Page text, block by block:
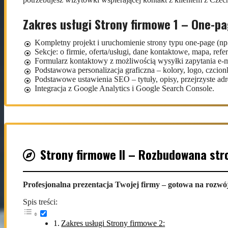
Tryb rozszerzony: według zakresu pracy – np. naprawy
Zakres usługi Strony firmowe 1 – One-
Kompletny projekt i uruchomienie strony typu one-page
Sekcje: o firmie, oferta/usługi, dane kontaktowe, mapa,
Formularz kontaktowy z możliwością wysyłki zapytania e-
Podstawowa personalizacja graficzna – kolory, logo,
Podstawowe ustawienia SEO – tytuły, opisy, przejrzyste
Integracja z Google Analytics i Google Search Console.
Dla kogo przeznaczona jest ta usługa:
Firmy poszukujące cyfrowej wizytówki lub strony pod
Korzyści ze współpracy:
Profesjonalny efekt w krótkim czasie i za rozsądną cenę.
Możliwość rozbudowy strony w przyszłości.
Poprawne wyświetlanie na komputerach, tabletach i
Strony firmowe II – Rozbudowana
Profesjonalna prezentacja Twojej firmy – gotowa na
Spis treści:
Zakres usługi Strony firmowe 2: